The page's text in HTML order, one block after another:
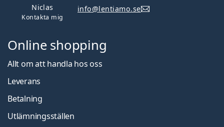
Niclas
Kontakta mig
info@lentiamo.se
Online shopping
Allt om att handla hos oss
Leverans
Betalning
Utlämningsställen